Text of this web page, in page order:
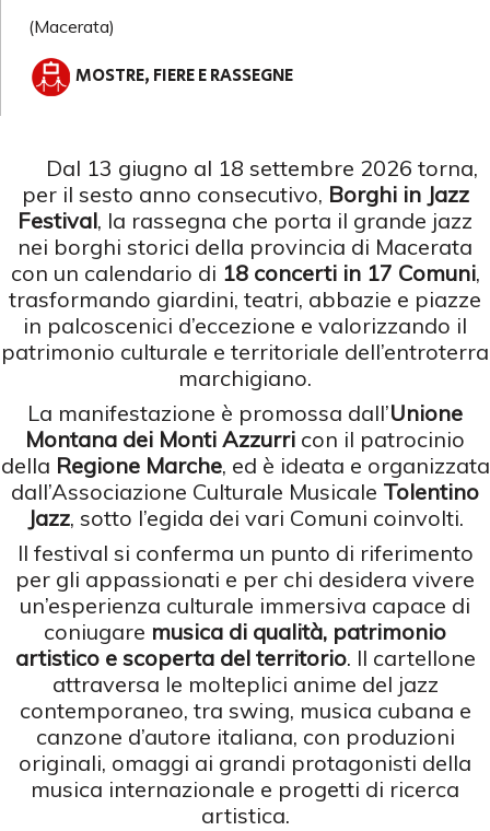
(Macerata)
MOSTRE, FIERE E RASSEGNE
Dal 13 giugno al 18 settembre 2026 torna,
per il sesto anno consecutivo, Borghi in Jazz
Festival, la rassegna che porta il grande jazz
nei borghi storici della provincia di Macerata
con un calendario di 18 concerti in 17 Comuni,
trasformando giardini, teatri, abbazie e piazze
in palcoscenici d’eccezione e valorizzando il
patrimonio culturale e territoriale dell’entroterra
marchigiano.
La manifestazione è promossa dall’Unione
Montana dei Monti Azzurri con il patrocinio
della Regione Marche, ed è ideata e organizzata
dall’Associazione Culturale Musicale Tolentino
Jazz, sotto l’egida dei vari Comuni coinvolti.
Il festival si conferma un punto di riferimento
per gli appassionati e per chi desidera vivere
un’esperienza culturale immersiva capace di
coniugare musica di qualità, patrimonio
artistico e scoperta del territorio. Il cartellone
attraversa le molteplici anime del jazz
contemporaneo, tra swing, musica cubana e
canzone d’autore italiana, con produzioni
originali, omaggi ai grandi protagonisti della
musica internazionale e progetti di ricerca
artistica.